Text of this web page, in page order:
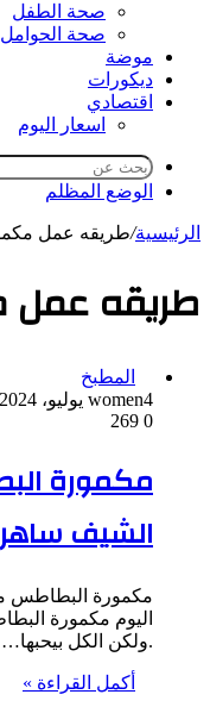
صحة الطفل
صحة الحوامل
موضة
ديكورات
اقتصادي
اسعار اليوم
الوضع المظلم
الرئيسية/طريقه عمل
طريقه
المطبخ
women4 يوليو، 2024
0
مكمورة
الشيف
مكمورة البطاطس
اليوم مكمورة
.ولكن الكل بيحبها…
أكمل القراءة »